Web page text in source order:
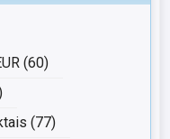
(60)
(77)